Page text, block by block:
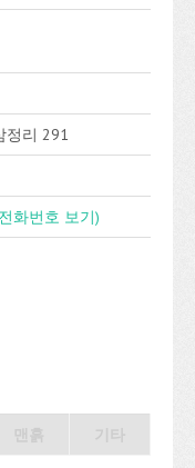
정리 291
화번호 보기)